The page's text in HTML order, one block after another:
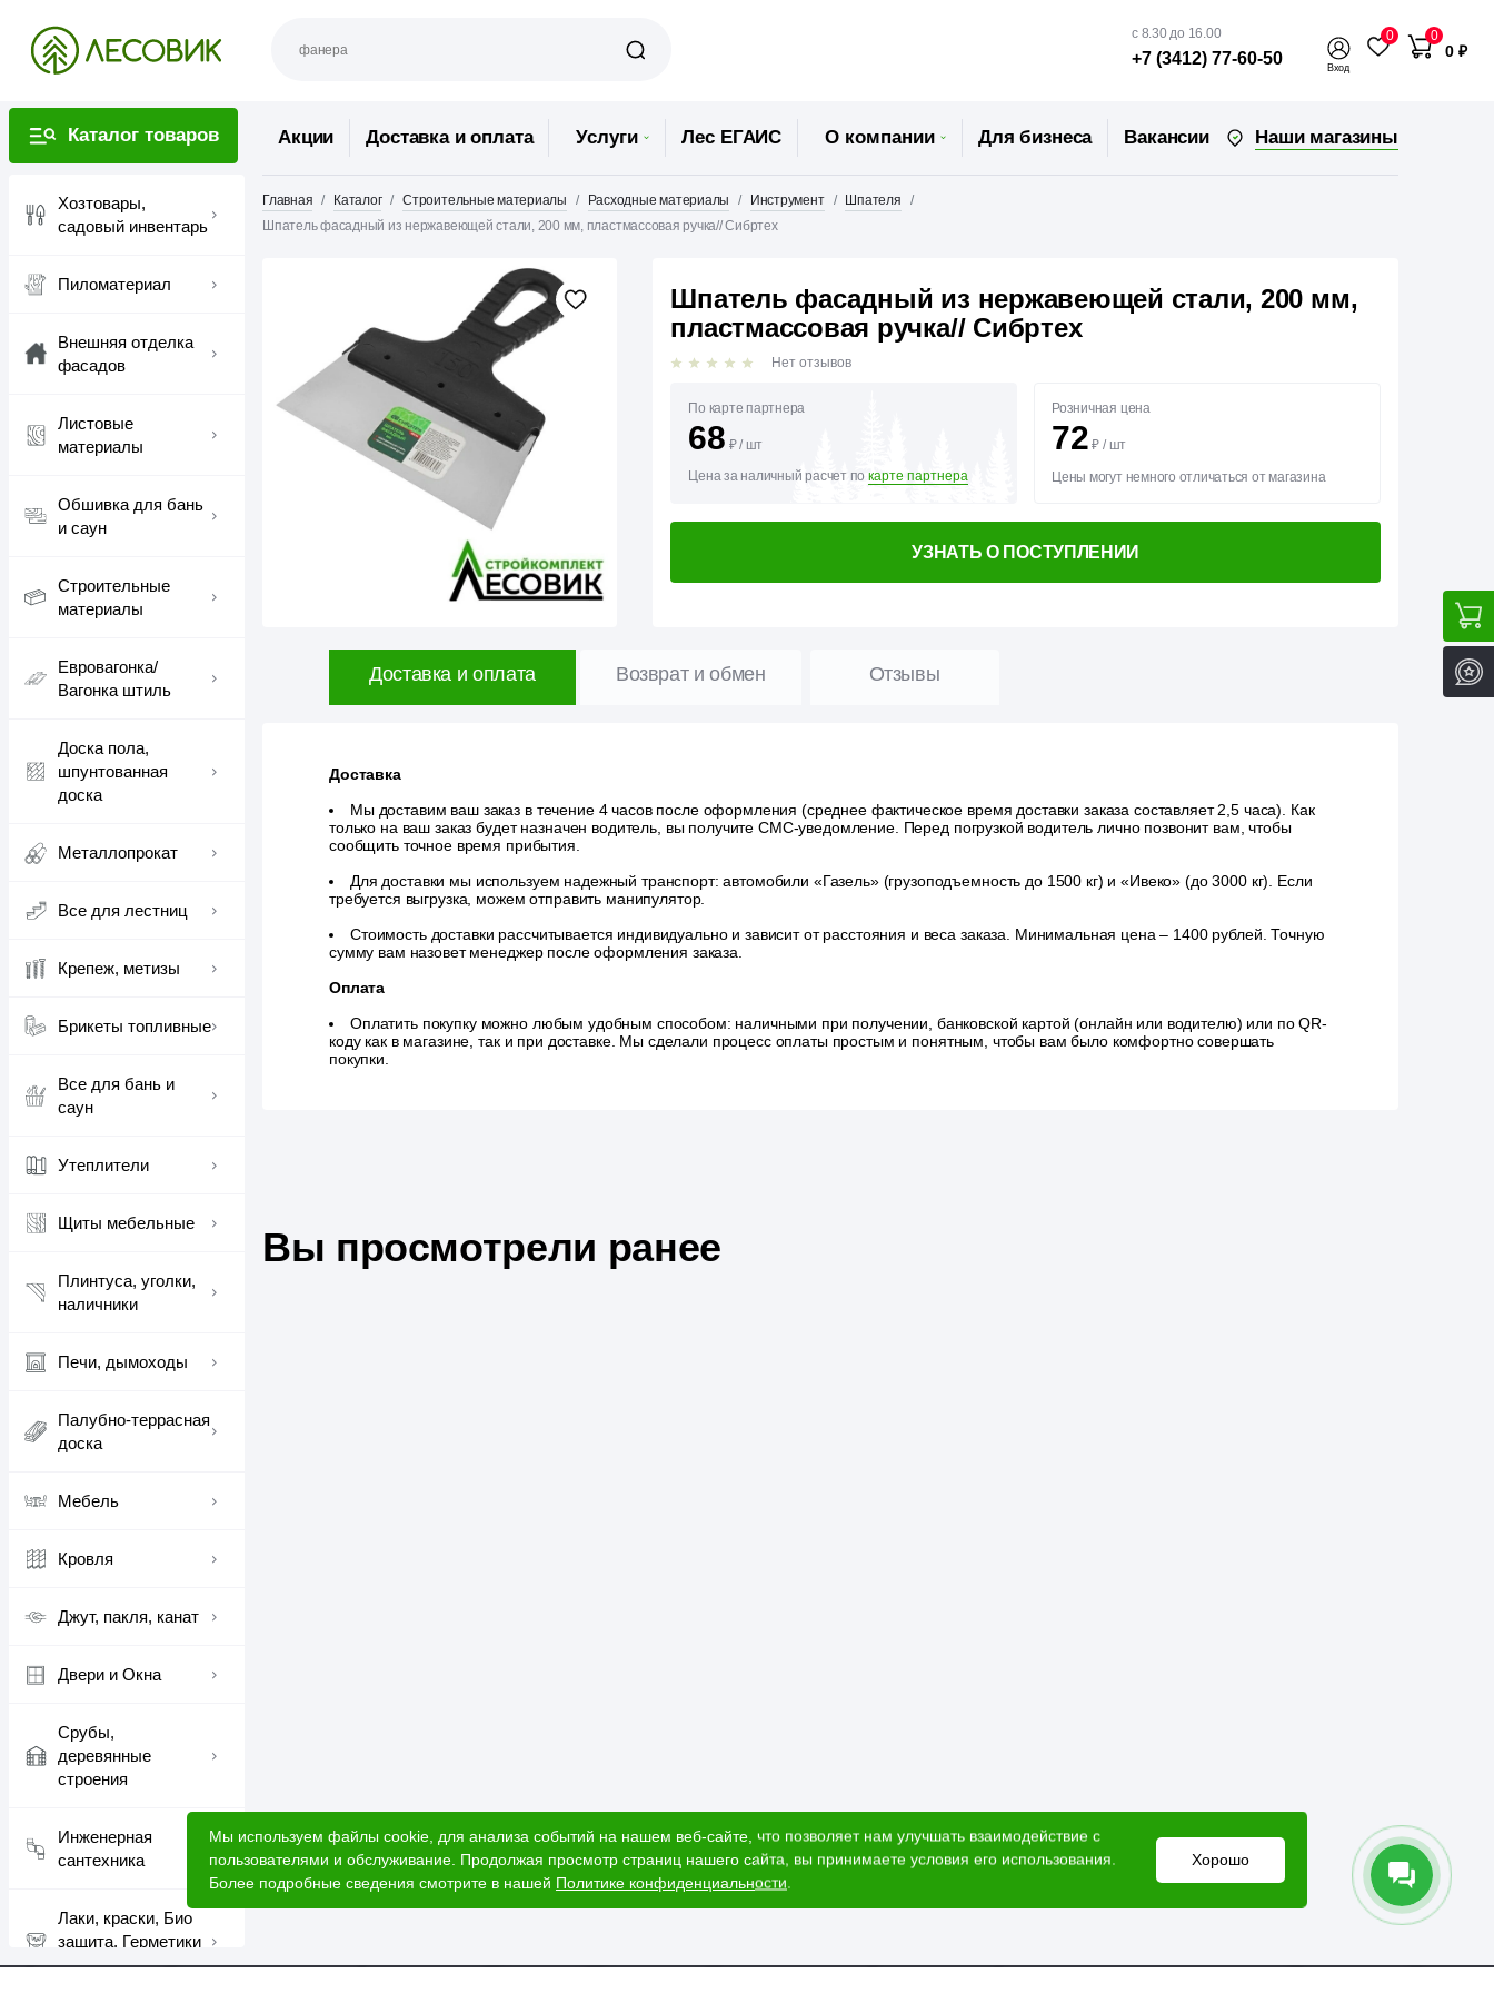
с 8.30 до 16.00
+7 (3412) 77-60-50 Вход
0 0
0 ₽
Каталог товаров
Хозтовары,
садовый инвентарь
Пиломатериал
Внешняя отделка
фасадов
Листовые
материалы
Обшивка для бань
и саун
Строительные
материалы
Евровагонка/
Вагонка штиль
Доска пола,
шпунтованная
доска
Металлопрокат
Все для лестниц
Крепеж, метизы
Брикеты топливные
Все для бань и
саун
Утеплители
Щиты мебельные
Плинтуса, уголки,
наличники
Печи, дымоходы
Палубно-террасная
доска
Мебель
Кровля
Джут, пакля, канат
Двери и Окна
Срубы,
деревянные
строения
Инженерная
сантехника
Лаки, краски, Био
защита, Герметики
шовные
Акции Доставка и оплата Услуги Лес ЕГАИС О компании Для бизнеса Вакансии Наши магазины
Главная Каталог Строительные материалы Расходные материалы Инструмент
Шпателя
Шпатель фасадный из нержавеющей стали, 200 мм, пластмассовая ручка// Сибртех
Шпатель фасадный из нержавеющей стали, 200 мм,
пластмассовая ручка// Сибртех
Нет отзывов
По карте партнера
68 ₽/ шт
Цена за наличный расчет по карте партнера
Розничная цена
72 ₽ / шт
Цены могут немного отличаться от магазина
УЗНАТЬ О ПОСТУПЛЕНИИ
Доставка и оплата Возврат и обмен Отзывы
Доставка
Мы доставим ваш заказ в течение 4 часов после оформления (среднее фактическое время доставки заказа составляет 2,5 часа). Как
только на ваш заказ будет назначен водитель, вы получите СМС-уведомление. Перед погрузкой водитель лично позвонит вам, чтобы
сообщить точное время прибытия.
Для доставки мы используем надежный транспорт: автомобили «Газель» (грузоподъемность до 1500 кг) и «Ивеко» (до 3000 кг). Если
требуется выгрузка, можем отправить манипулятор.
Стоимость доставки рассчитывается индивидуально и зависит от расстояния и веса заказа. Минимальная цена – 1400 рублей. Точную
сумму вам назовет менеджер после оформления заказа.
Оплата
Оплатить покупку можно любым удобным способом: наличными при получении, банковской картой (онлайн или водителю) или по QR-
коду как в магазине, так и при доставке. Мы сделали процесс оплаты простым и понятным, чтобы вам было комфортно совершать
покупки.
Вы просмотрели ранее
Мы используем файлы cookie, для анализа событий на нашем веб-сайте, что позволяет нам улучшать взаимодействие с
пользователями и обслуживание. Продолжая просмотр страниц нашего сайта, вы принимаете условия его использования.
Более подробные сведения смотрите в нашей Политике конфиденциальности.
Хорошо